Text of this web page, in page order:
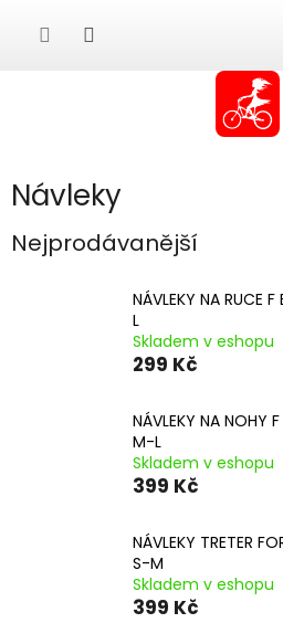
Návleky
Nejprodávanější
NÁVLEKY NA RUCE F
L
Skladem v eshopu
299 Kč
NÁVLEKY NA NOHY F
M-L
Skladem v eshopu
399 Kč
NÁVLEKY TRETER
S-M
Skladem v eshopu
399 Kč